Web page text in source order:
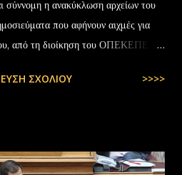
σύννομη η ανακύκλωση αρχείων του
που αφήνουν αιχμές για
από τη διοίκηση του ΟΠΕΚΕΠΕ
10-07-2025 στην Θεσσαλονίκη,
Καταστρεπτέων Υλικών της ΠΔ
ΣΧΟΛΊΟΥ >>>>